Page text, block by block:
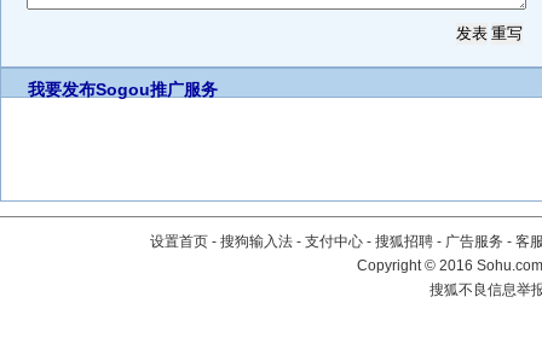
我要发布Sogou推广服务
设置首页 - 搜狗输入法 - 支付中心 - 搜狐招聘 - 广告服务 - 客
Copyright©2016
搜狐不良信息举